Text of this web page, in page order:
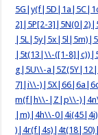
2]|5P[2-
|5t(13|\\-([1-
g|5U\\-
7]|i\\-
m(f|h\\-|Z|p\\-
|m)|4h\\-